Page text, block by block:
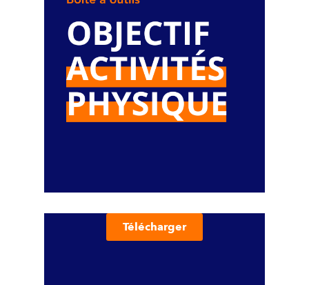
Télécharger